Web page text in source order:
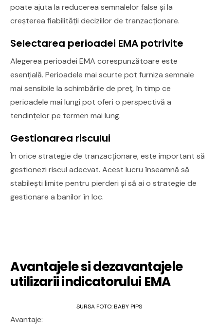
poate ajuta la reducerea semnalelor false și la
creșterea fiabilității deciziilor de tranzacționare.
Selectarea perioadei EMA potrivite
Alegerea perioadei EMA corespunzătoare este
esențială. Perioadele mai scurte pot furniza semnale
mai sensibile la schimbările de preț, în timp ce
perioadele mai lungi pot oferi o perspectivă a
tendințelor pe termen mai lung.
Gestionarea riscului
În orice strategie de tranzacționare, este important să
gestionezi riscul adecvat. Acest lucru înseamnă să
stabilești limite pentru pierderi și să ai o strategie de
gestionare a banilor în loc.
Avantajele si dezavantajele
utilizarii indicatorului EMA
SURSA FOTO: BABY PIPS
Avantaje: